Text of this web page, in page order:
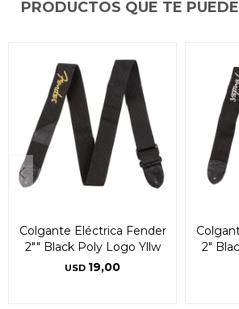
PRODUCTOS QUE TE
Colgante Eléctrica Fender
2"" Black Poly Logo Yllw
USD 19,00
2"